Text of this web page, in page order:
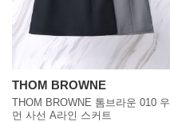
THOM BROWNE
THOM BROWNE 톰브라운 010 우
먼 사선 A라인 스커트